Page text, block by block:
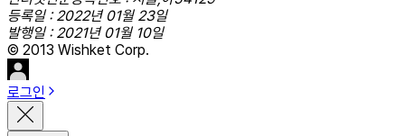
등록일 : 2022년 01월 23일
발행일 : 2021년 01월 10일
© 2013 Wishket Corp.
로그인